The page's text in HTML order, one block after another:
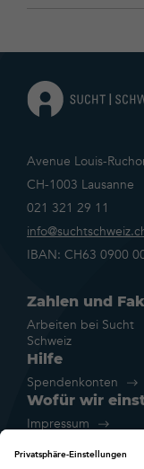
Avenue Louis-
CH-1003 Lausanne
021 321 29 11
IBAN: CH63 0900
Zahlen und
Arbeiten bei Sucht
Schweiz
Hilfe
Spendenkonten
Wofür wir
Impressum